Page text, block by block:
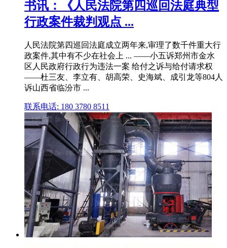
书讯：《人民法院第四巡回法庭典型
行政案件裁判观点 ...
人民法院第四巡回法庭成立两年来,审理了数千件重大行
政案件,其中有不少在社会上 ... ——小五诉郑州市金水
区人民政府行政行为违法一案 给付之诉与给付请求权
——杜三友、李立有、胡高荣、史海斌、成引龙等804人
诉山西省临汾市 ...
联系电话: 180 3780 8511